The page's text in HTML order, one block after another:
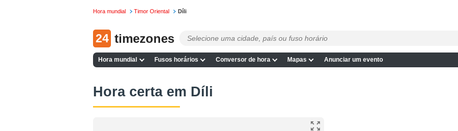
Hora mundial Timor Oriental Díli
24 timezones
Hora mundial Fusos horários Conversor de hora Mapas Anunciar um evento
Hora certa em Díli